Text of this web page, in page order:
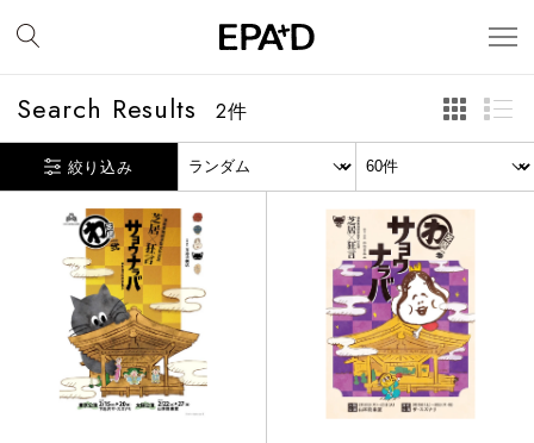
Search Results 2件
絞り込み